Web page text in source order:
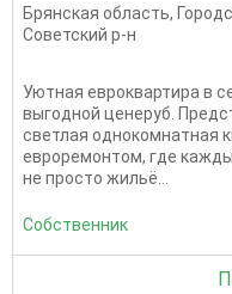
Брянская область,
Советский р-н
Уютная евроквартира в
выгодной ценеруб.
светлая однокомнатная
евроремонтом, где
не просто жильё...
Собственник